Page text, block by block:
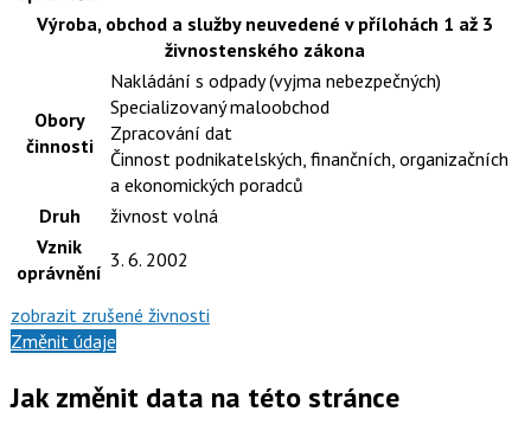
Výroba, obchod a služby neuvedené v přílohách 1 až 3
živnostenského zákona
Obory
činnosti
Nakládání s odpady (vyjma nebezpečných)
Specializovaný maloobchod
Zpracování dat
Činnost podnikatelských, finančních, organizačních
a ekonomických poradců
Druh
živnost volná
Vznik
oprávnění
3. 6. 2002
zobrazit zrušené živnosti
Změnit údaje
Jak změnit data na této stránce